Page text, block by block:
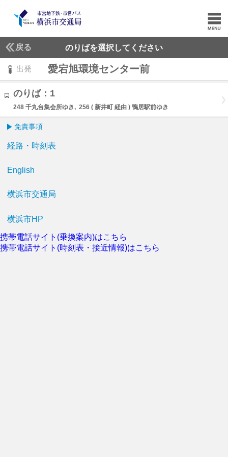
戻る のりばを選択してください
出発 愛宕旭環境センター前
のりば：1
248 千丸台集会所ゆき, 256 ( 新井町 経由 ) 鴨居駅前ゆき
免責事項
経路・時刻表
English
横浜市交通局
横浜市HP
携帯電話サイト(乗換案内)はこちら
携帯電話サイト(時刻表・接近情報)はこちら